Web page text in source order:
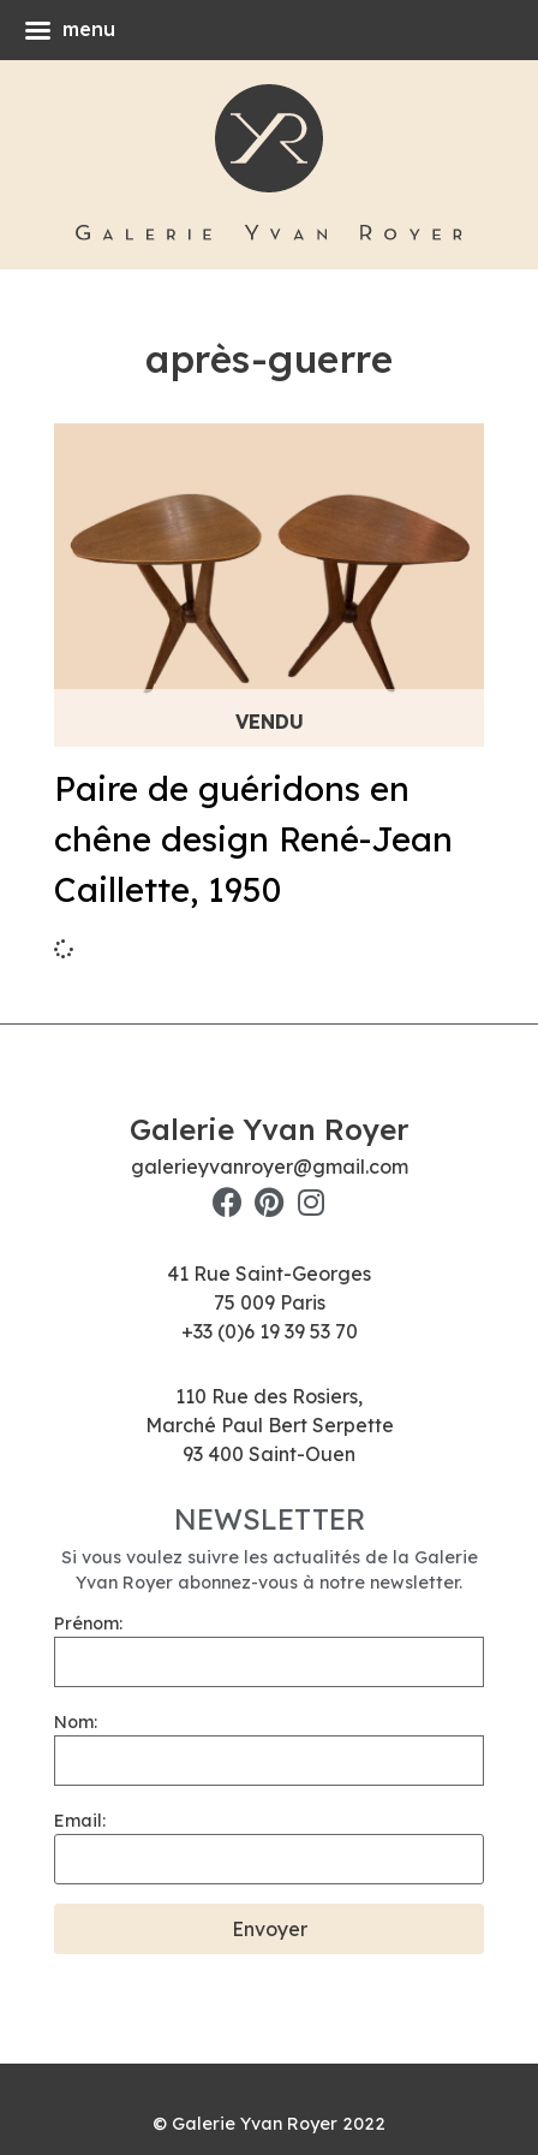
après-guerre
Paire de guéridons en
chêne design René-Jean
Caillette, 1950
Galerie Yvan Royer
galerieyvanroyer@gmail.com
41 Rue Saint-Georges
75 009 Paris
+33 (0)6 19 39 53 70
110 Rue des Rosiers,
Marché Paul Bert Serpette
93 400 Saint-Ouen
NEWSLETTER
Si vous voulez suivre les actualités de la Galerie
Yvan Royer abonnez-vous à notre newsletter.
Prénom:
Nom:
Email:
© Galerie Yvan Royer 2022
menu